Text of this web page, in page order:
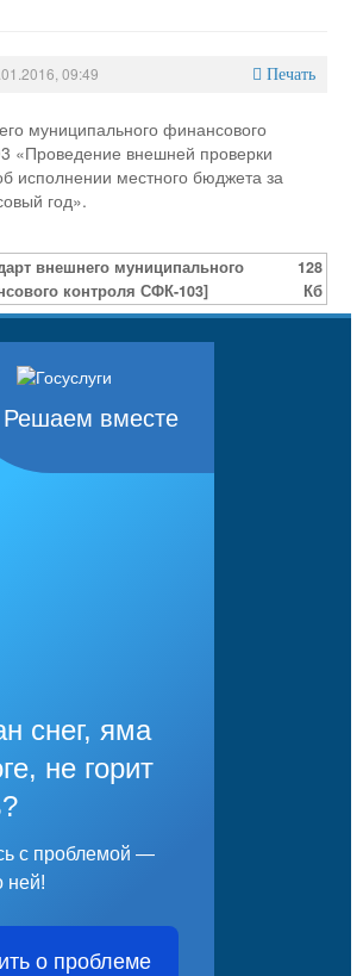
09:49 Печать
муниципального финансового
«Проведение внешней проверки
исполнении местного бюджета за
год».
внешнего муниципального
контроля СФК-103]
128
Кб
Решаем вместе
снег, яма
не горит
с проблемой —
ней!
о проблеме